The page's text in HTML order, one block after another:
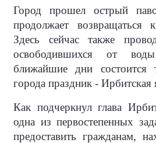
Город прошел острый
продолжает
Здесь сейчас также
освободившихся от
ближайшие дни состоится
города праздник - Ирбитская
Как подчеркнул глава
одна из первостепенных
предоставить гражданам,